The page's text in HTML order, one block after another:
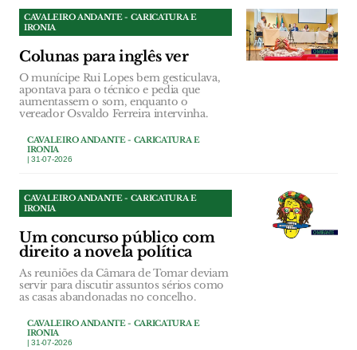
CAVALEIRO ANDANTE - CARICATURA E
IRONIA
Colunas para inglês ver
O munícipe Rui Lopes bem gesticulava,
apontava para o técnico e pedia que
aumentassem o som, enquanto o
vereador Osvaldo Ferreira intervinha.
CAVALEIRO ANDANTE - CARICATURA E
IRONIA
| 31-07-2026
CAVALEIRO ANDANTE - CARICATURA E
IRONIA
Um concurso público com
direito a novela política
As reuniões da Câmara de Tomar deviam
servir para discutir assuntos sérios como
as casas abandonadas no concelho.
CAVALEIRO ANDANTE - CARICATURA E
IRONIA
| 31-07-2026